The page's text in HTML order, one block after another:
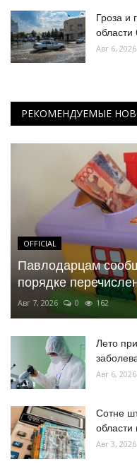
Гроза и
области
Авг 6, 2026
РЕКОМЕНДУЕМЫЕ
OFFICIAL
Павлодарцам
порядке
Авг 7, 2026 0 162
Лето
Авг 6, 2026
Сотне
области
Авг 3, 2026